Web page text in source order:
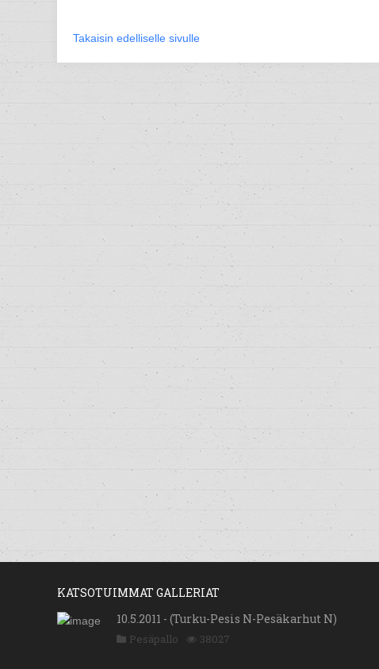
Takaisin edelliselle sivulle
KATSOTUIMMAT GALLERIAT
10.5.2011 - (Turku-Pesis N-Pesäkarhut N)
Pesäpallo 38027